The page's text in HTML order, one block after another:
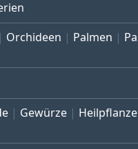
Orchideen Palmen
Gewürze